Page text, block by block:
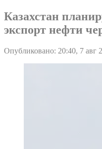
Казахстан
экспорт нефти
Опубликовано: 20:40, 7 авг